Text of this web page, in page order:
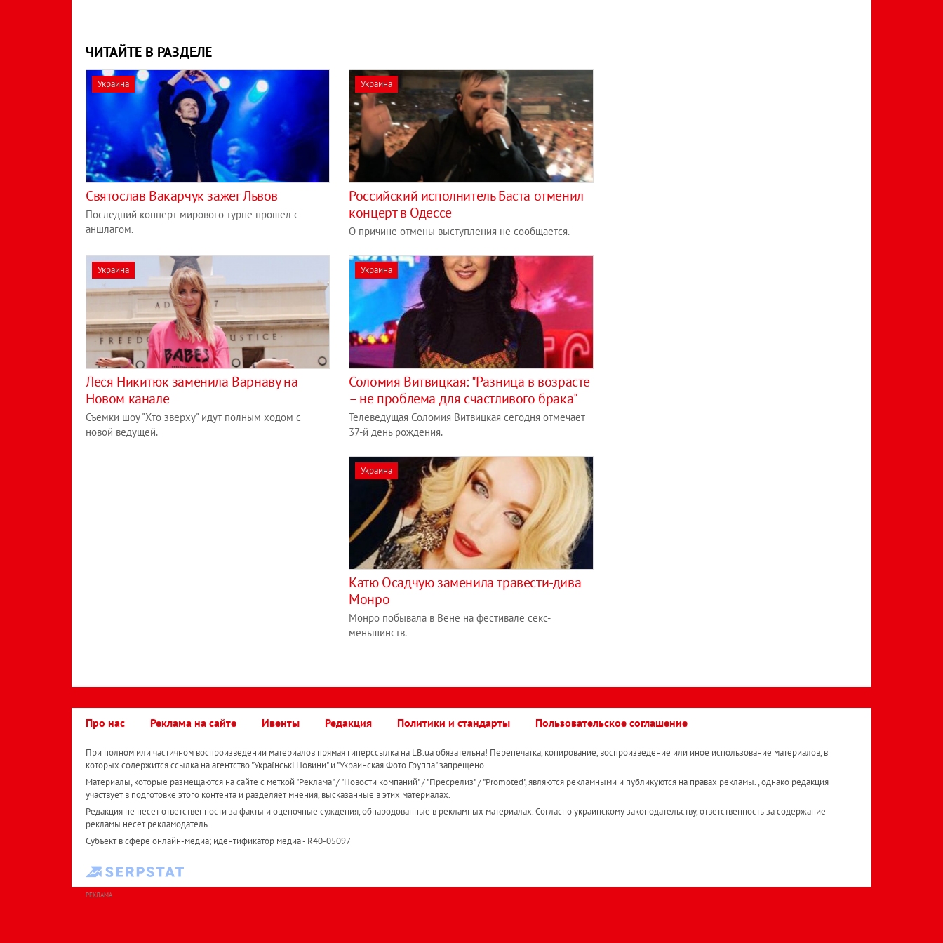
ЧИТАЙТЕ В РАЗДЕЛЕ
Украина
Святослав Вакарчук зажег Львов
Последний концерт мирового турне прошел с
аншлагом.
Украина
Российский исполнитель Баста отменил
концерт в Одессе
О причине отмены выступления не сообщается.
Украина
Леся Никитюк заменила Варнаву на
Новом канале
Съемки шоу "Хто зверху" идут полным ходом с
новой ведущей.
Украина
Соломия Витвицкая: "Разница в возрасте
– не проблема для счастливого брака"
Телеведущая Соломия Витвицкая сегодня отмечает
37-й день рождения.
Украина
Катю Осадчую заменила травести-дива
Монро
Монро побывала в Вене на фестивале секс-
меньшинств.
Про нас Реклама на сайте Ивенты Редакция Политики и стандарты Пользовательское соглашение
При полном или частичном воспроизведении материалов прямая гиперссылка на LB.ua обязательна! Перепечатка, копирование, воспроизведение или иное использование материалов, в
которых содержится ссылка на агентство "Українськi Новини" и "Украинская Фото Группа" запрещено.
Материалы, которые размещаются на сайте с меткой "Реклама" / "Новости компаний" / "Пресрелиз" / "Promoted", являются рекламными и публикуются на правах рекламы. , однако редакция
участвует в подготовке этого контента и разделяет мнения, высказанные в этих материалах.
Редакция не несет ответственности за факты и оценочные суждения, обнародованные в рекламных материалах. Согласно украинскому законодательству, ответственность за содержание
рекламы несет рекламодатель.
Субъект в сфере онлайн-медиа; идентификатор медиа - R40-05097
РЕКЛАМА